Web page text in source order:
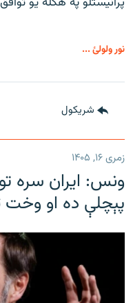
نور ولولئ ...
شريکول
زمری ۱۶, ۱۴۰۵
ونس: ایران سره
پېچلې ده او وخت